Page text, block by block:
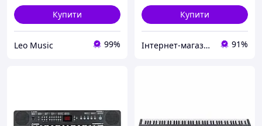
Купити
Leo Music 99%
Купити
Інтернет-магазин MUSIC123 91%